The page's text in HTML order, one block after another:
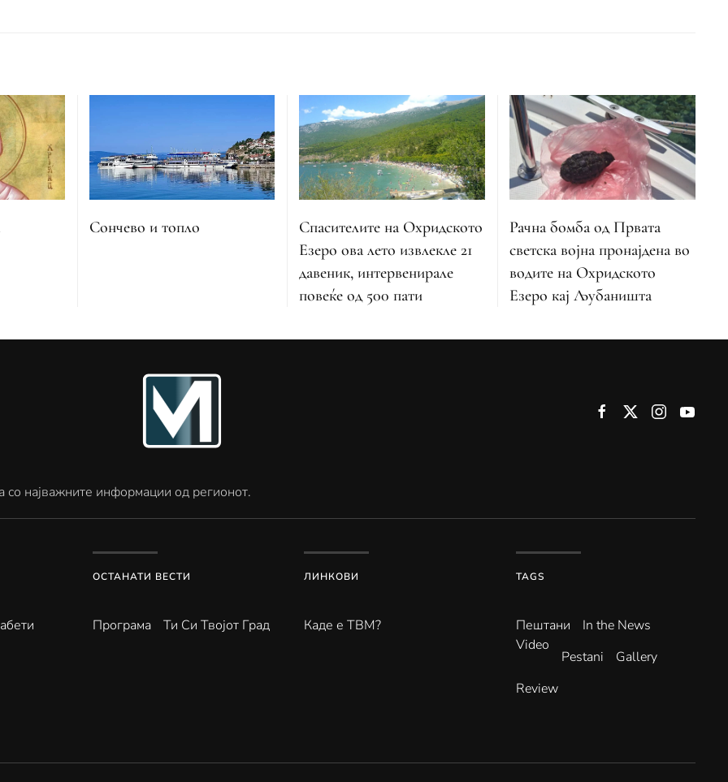
Сончево и топло
Спасителите на Охридското
Езеро ова лето извлекле 21
давеник, интервенирале
повеќе од 500 пати
Рачна бомба од Првата
светска војна пронајдена во
водите на Охридското
Езеро кај Љубаништа
најважните информации од регионот.
ОСТАНАТИ ВЕСТИ
Програма Ти Си Твојот Град
ЛИНКОВИ
Каде е ТВМ?
TAGS
Пештани
In the News
Video
Pestani
Gallery
Review